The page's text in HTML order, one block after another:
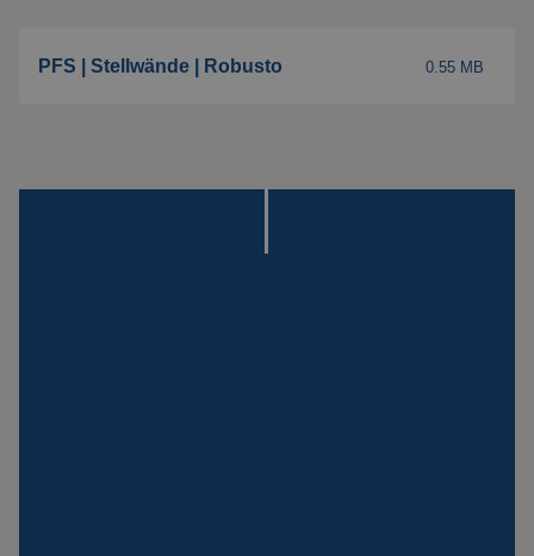
Impact
PFS | Stellwände | Robusto 0.55 MB